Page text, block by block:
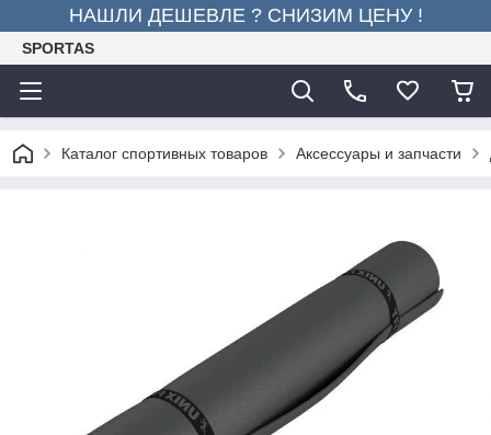
НАШЛИ ДЕШЕВЛЕ ? СНИЗИМ ЦЕНУ !
SPORTAS
Каталог спортивных товаров Аксессуары и запчасти